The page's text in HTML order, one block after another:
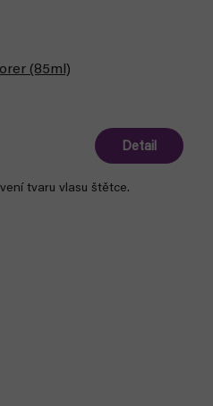
(85ml)
Detail
tvaru vlasu štětce.